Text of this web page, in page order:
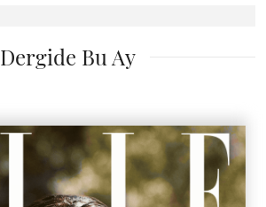
Dergide Bu Ay